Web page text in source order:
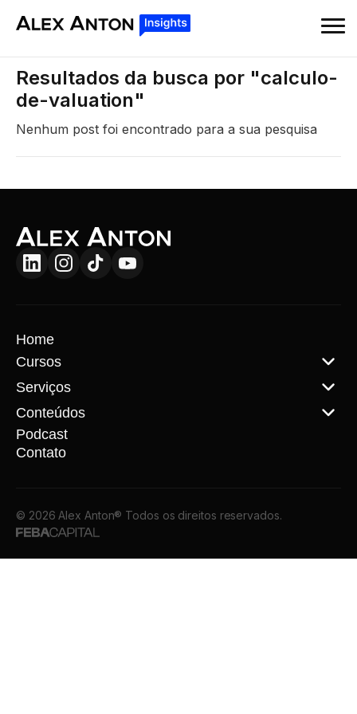
Resultados da busca por "calculo-
de-valuation"
Nenhum post foi encontrado para a sua pesquisa
Home
Cursos
Serviços
Conteúdos
Podcast
Contato
© 2026 Alex Anton® Todos os direitos reservados.